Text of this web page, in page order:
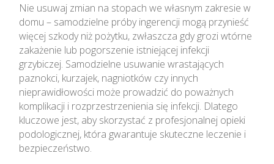
Nie usuwaj zmian na stopach we własnym zakresie w
domu – samodzielne próby ingerencji mogą przynieść
więcej szkody niż pożytku, zwłaszcza gdy grozi wtórne
zakażenie lub pogorszenie istniejącej infekcji
grzybiczej. Samodzielne usuwanie wrastających
paznokci, kurzajek, nagniotków czy innych
nieprawidłowości może prowadzić do poważnych
komplikacji i rozprzestrzenienia się infekcji. Dlatego
kluczowe jest, aby skorzystać z profesjonalnej opieki
podologicznej, która gwarantuje skuteczne leczenie i
bezpieczeństwo.